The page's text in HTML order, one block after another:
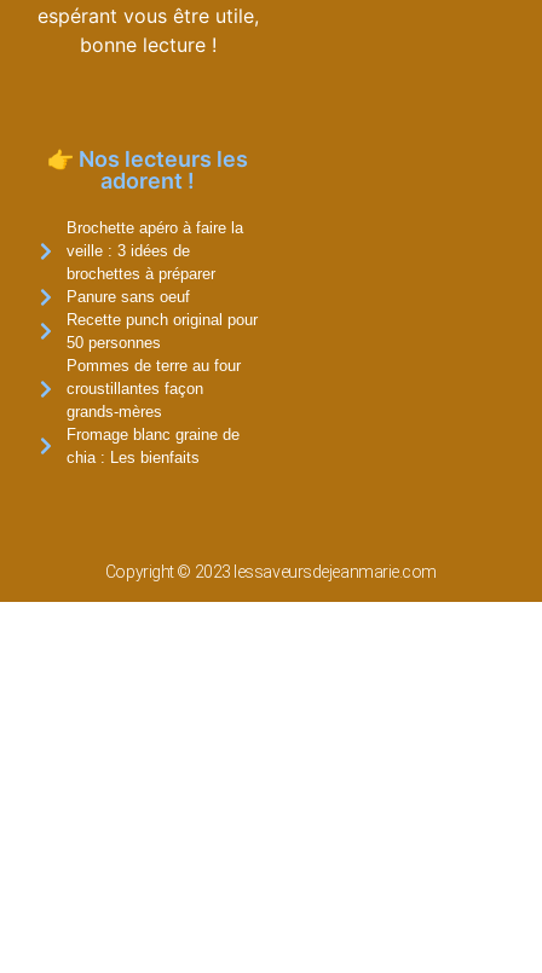
espérant vous être utile,
bonne lecture !
👉 Nos lecteurs les
adorent !
Brochette apéro à faire la
veille : 3 idées de
brochettes à préparer
Panure sans oeuf
Recette punch original pour
50 personnes
Pommes de terre au four
croustillantes façon
grands-mères
Fromage blanc graine de
chia : Les bienfaits
Copyright © 2023 lessaveursdejeanmarie.com